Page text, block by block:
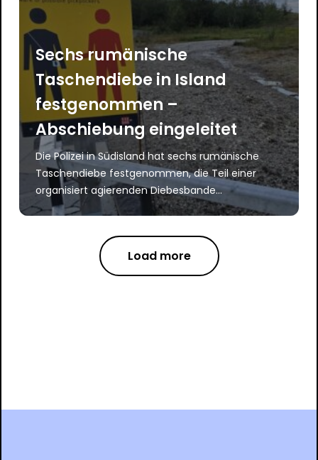
Sechs rumänische
Taschendiebe in Island
festgenommen –
Abschiebung eingeleitet
Die Polizei in Südisland hat sechs rumänische
Taschendiebe festgenommen, die Teil einer
organisiert agierenden Diebesbande...
Load more